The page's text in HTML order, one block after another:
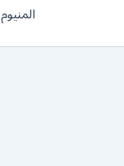
المنيوم